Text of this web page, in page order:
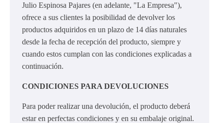
Julio Espinosa Pajares (en adelante, "La Empresa"),
ofrece a sus clientes la posibilidad de devolver los
productos adquiridos en un plazo de 14 días naturales
desde la fecha de recepción del producto, siempre y
cuando estos cumplan con las condiciones explicadas a
continuación.
CONDICIONES PARA DEVOLUCIONES
Para poder realizar una devolución, el producto deberá
estar en perfectas condiciones y en su embalaje original.